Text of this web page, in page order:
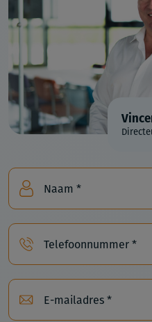
Naam *
Telefoonnummer *
E-mailadres *